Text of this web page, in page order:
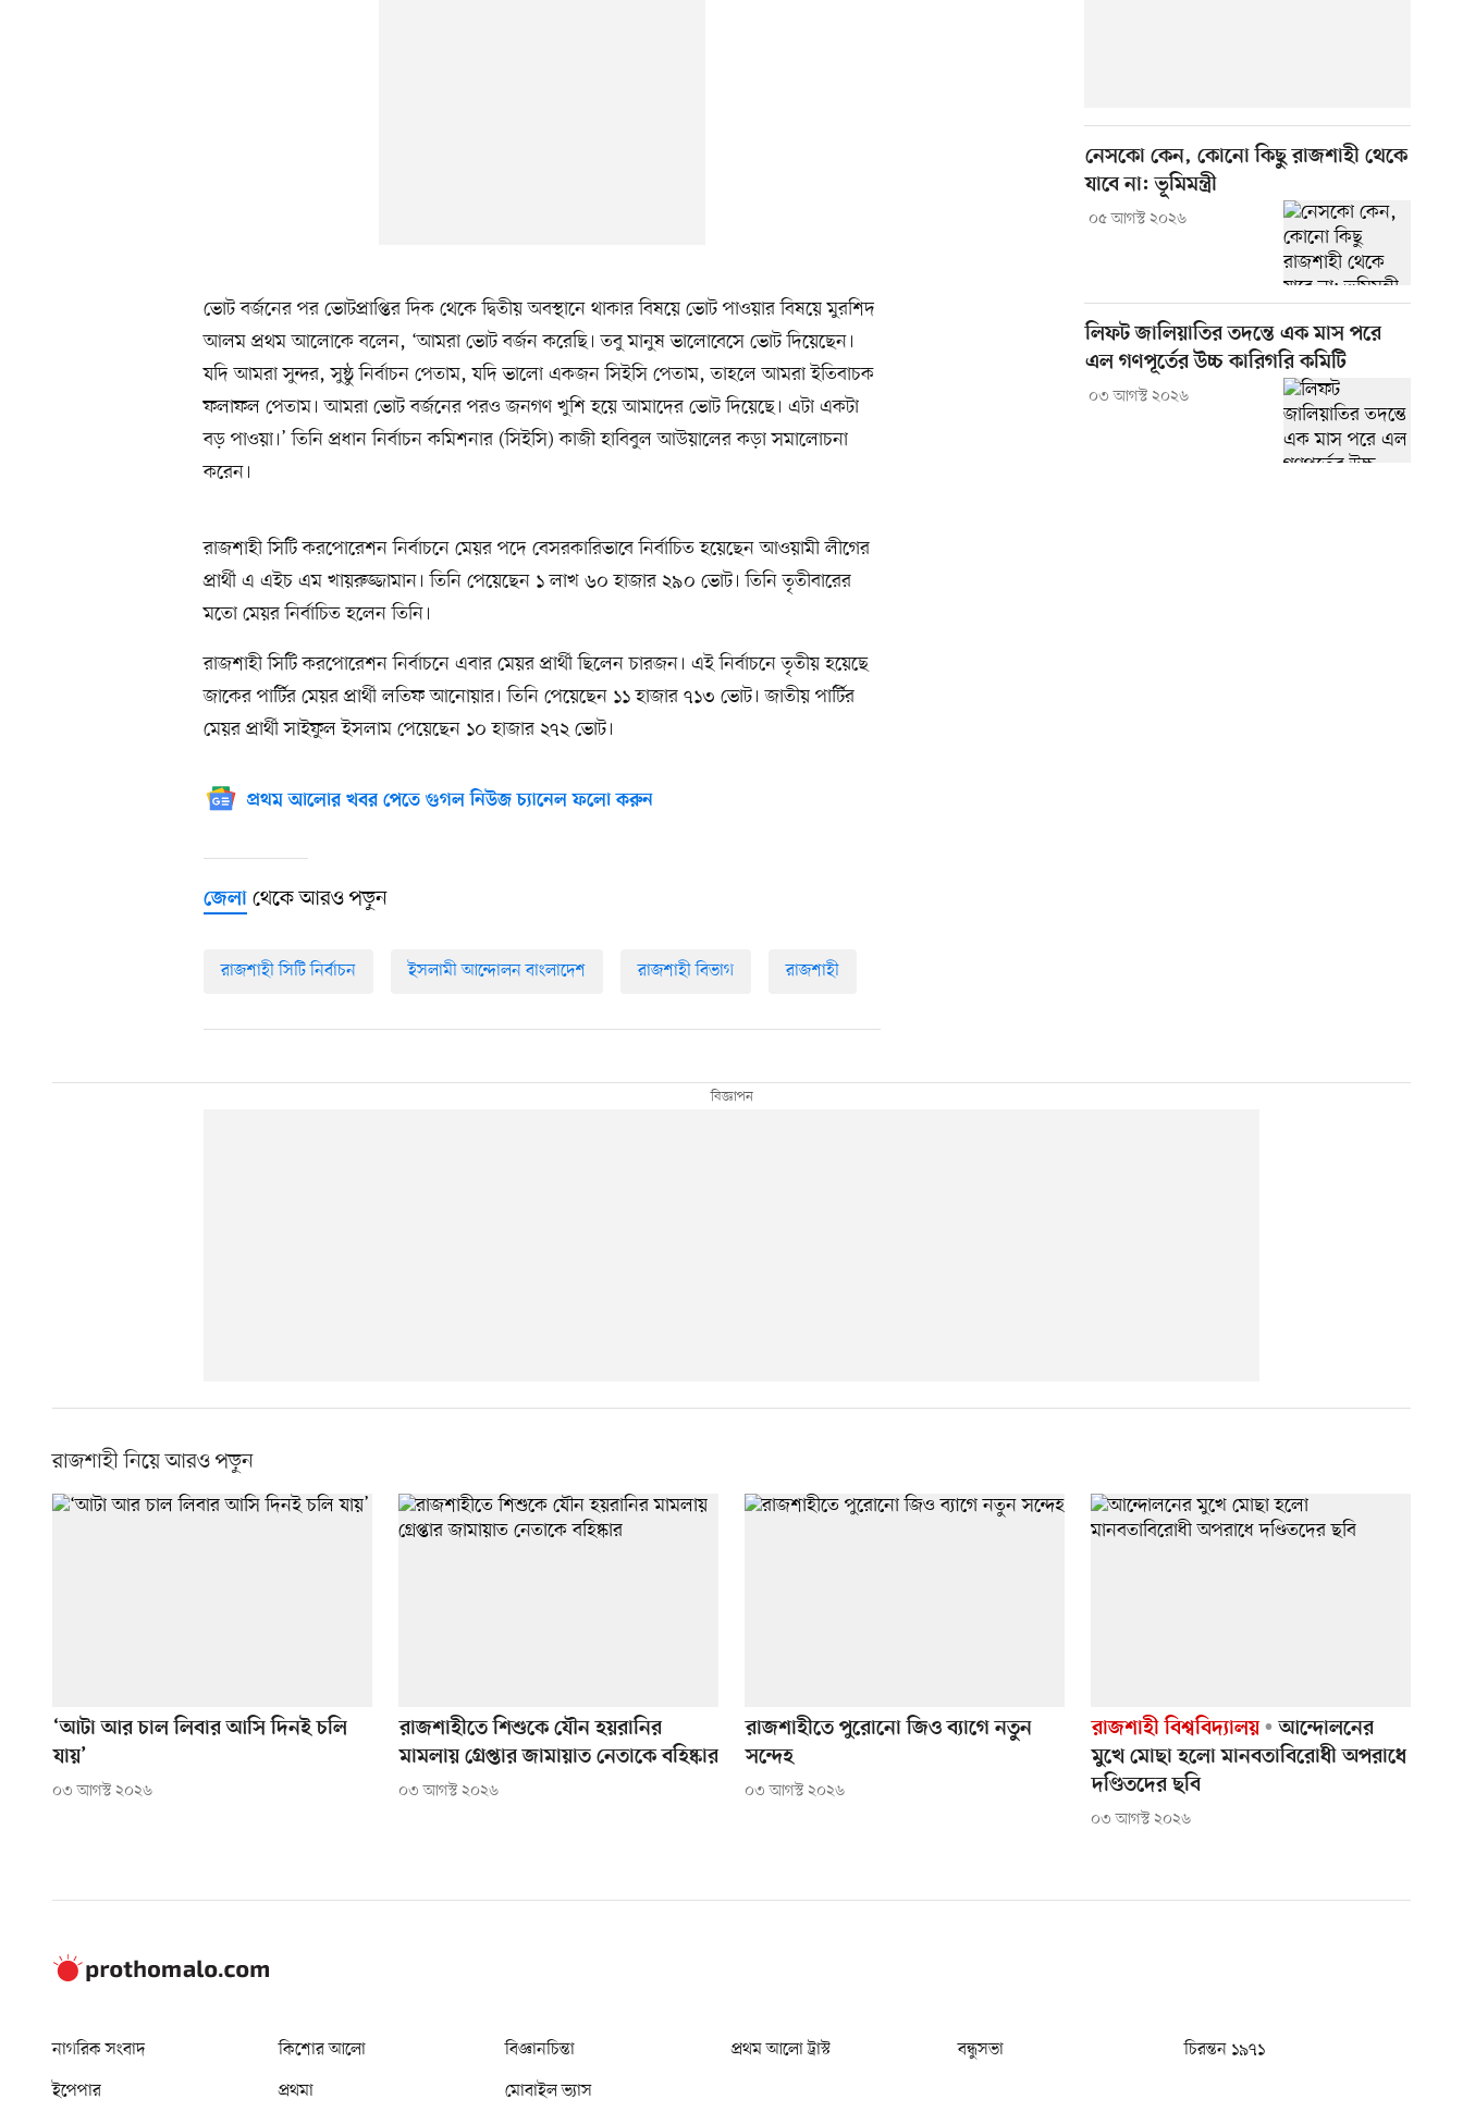
ভোট বর্জনের পর ভোটপ্রাপ্তির দিক থেকে দ্বিতীয় অবস্থানে থাকার বিষয়ে ভোট পাওয়ার বিষয়ে মুরশিদ
আলম প্রথম আলোকে বলেন, ‘আমরা ভোট বর্জন করেছি। তবু মানুষ ভালোবেসে ভোট দিয়েছেন।
যদি আমরা সুন্দর, সুষ্ঠু নির্বাচন পেতাম, যদি ভালো একজন সিইসি পেতাম, তাহলে আমরা ইতিবাচক
ফলাফল পেতাম। আমরা ভোট বর্জনের পরও জনগণ খুশি হয়ে আমাদের ভোট দিয়েছে। এটা একটা
বড় পাওয়া।’ তিনি প্রধান নির্বাচন কমিশনার (সিইসি) কাজী হাবিবুল আউয়ালের কড়া সমালোচনা
করেন।
রাজশাহী সিটি করপোরেশন নির্বাচনে মেয়র পদে বেসরকারিভাবে নির্বাচিত হয়েছেন আওয়ামী লীগের
প্রার্থী এ এইচ এম খায়রুজ্জামান। তিনি পেয়েছেন ১ লাখ ৬০ হাজার ২৯০ ভোট। তিনি তৃতীবারের
মতো মেয়র নির্বাচিত হলেন তিনি।
রাজশাহী সিটি করপোরেশন নির্বাচনে এবার মেয়র প্রার্থী ছিলেন চারজন। এই নির্বাচনে তৃতীয় হয়েছে
জাকের পার্টির মেয়র প্রার্থী লতিফ আনোয়ার। তিনি পেয়েছেন ১১ হাজার ৭১৩ ভোট। জাতীয় পার্টির
মেয়র প্রার্থী সাইফুল ইসলাম পেয়েছেন ১০ হাজার ২৭২ ভোট।
প্রথম আলোর খবর পেতে গুগল নিউজ চ্যানেল ফলো করুন
জেলা থেকে আরও পড়ুন
রাজশাহী সিটি নির্বাচন ইসলামী আন্দোলন বাংলাদেশ রাজশাহী বিভাগ রাজশাহী
নেসকো কেন, কোনো কিছু রাজশাহী থেকে
যাবে না: ভূমিমন্ত্রী
০৫ আগস্ট ২০২৬
লিফট জালিয়াতির তদন্তে এক মাস পরে
এল গণপূর্তের উচ্চ কারিগরি কমিটি
০৩ আগস্ট ২০২৬
রাজশাহী নিয়ে আরও পড়ুন
‘আটা আর চাল লিবার আসি দিনই চলি
যায়’
০৩ আগস্ট ২০২৬
রাজশাহীতে শিশুকে যৌন হয়রানির
মামলায় গ্রেপ্তার জামায়াত নেতাকে বহিষ্কার
০৩ আগস্ট ২০২৬
রাজশাহীতে পুরোনো জিও ব্যাগে নতুন
সন্দেহ
০৩ আগস্ট ২০২৬
রাজশাহী বিশ্ববিদ্যালয়
আন্দোলনের
মুখে মোছা হলো মানবতাবিরোধী অপরাধে
দণ্ডিতদের ছবি
০৩ আগস্ট ২০২৬
নাগরিক সংবাদ কিশোর আলো বিজ্ঞানচিন্তা প্রথম আলো ট্রাস্ট বন্ধুসভা
চিরন্তন ১৯৭১
ইপেপার
প্রথমা মোবাইল ভ্যাস